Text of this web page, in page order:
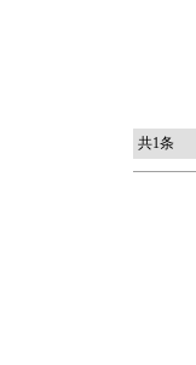
共1条